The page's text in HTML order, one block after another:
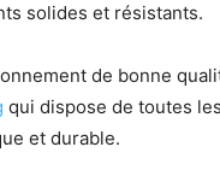
solides et résistants.
de bonne
qui dispose de toutes
et durable.